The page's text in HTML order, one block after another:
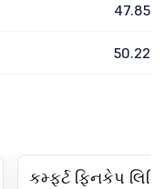
47.85
50.22
કમ્ફર્ટ ફિનકેપ